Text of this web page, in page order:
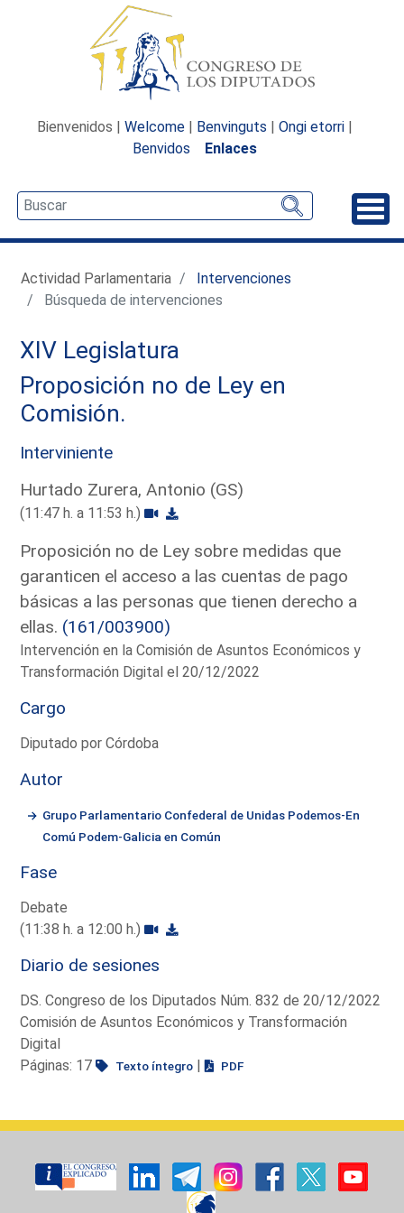
Bienvenidos | Welcome | Benvinguts | Ongi etorri |
Benvidos
Enlaces
Actividad Parlamentaria
Intervenciones
Búsqueda de intervenciones
XIV Legislatura
Proposición no de Ley en
Comisión.
Interviniente
Hurtado Zurera, Antonio (GS)
(11:47 h. a 11:53 h.)
Proposición no de Ley sobre medidas que
garanticen el acceso a las cuentas de pago
básicas a las personas que tienen derecho a
ellas. (161/003900)
Intervención en la Comisión de Asuntos Económicos y
Transformación Digital el 20/12/2022
Cargo
Diputado por Córdoba
Autor
Grupo Parlamentario Confederal de Unidas Podemos-En
Comú Podem-Galicia en Común
Fase
Debate
(11:38 h. a 12:00 h.)
Diario de sesiones
DS. Congreso de los Diputados Núm. 832 de 20/12/2022
Comisión de Asuntos Económicos y Transformación
Digital
Páginas: 17
Texto íntegro | PDF